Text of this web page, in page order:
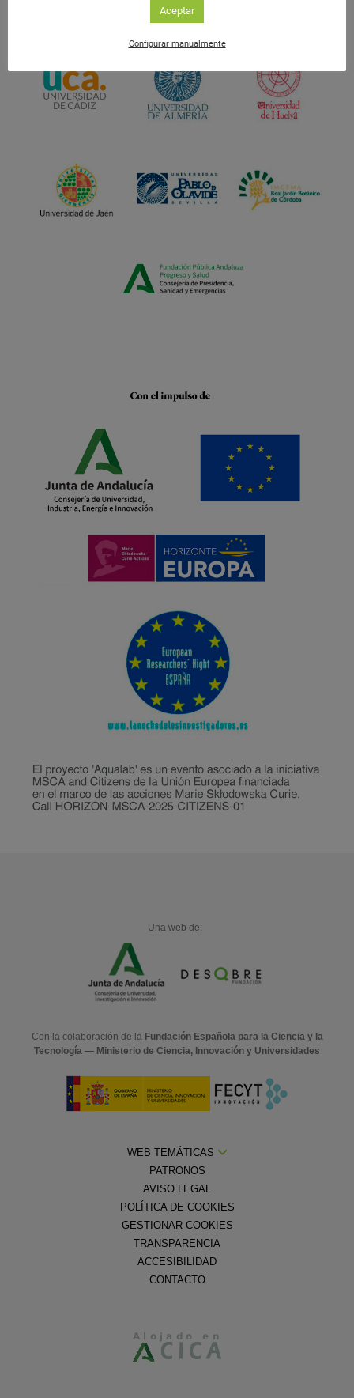
Una web de:
Con la colaboración de la Fundación Española para la Ciencia y la
Tecnología — Ministerio de Ciencia, Innovación y Universidades
WEB TEMÁTICAS
PATRONOS
AVISO LEGAL
POLÍTICA DE COOKIES
GESTIONAR COOKIES
TRANSPARENCIA
ACCESIBILIDAD
CONTACTO
Aceptar
Configurar manualmente